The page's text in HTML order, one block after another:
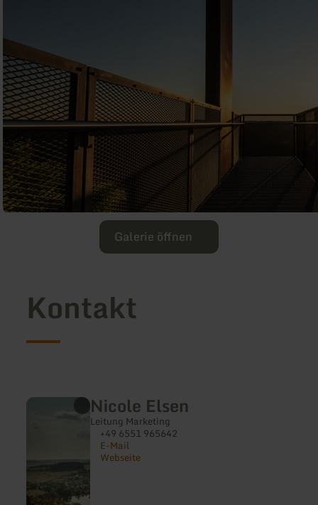
Galerie öffnen
Kontakt
Nicole Elsen
Leitung Marketing
+49 6551 965642
E-Mail
Webseite